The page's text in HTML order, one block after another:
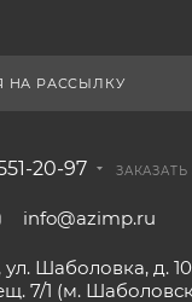
НА РАССЫЛКУ
20-97
info@azimp.ru
Шаболовка, д.
7/1 (м.